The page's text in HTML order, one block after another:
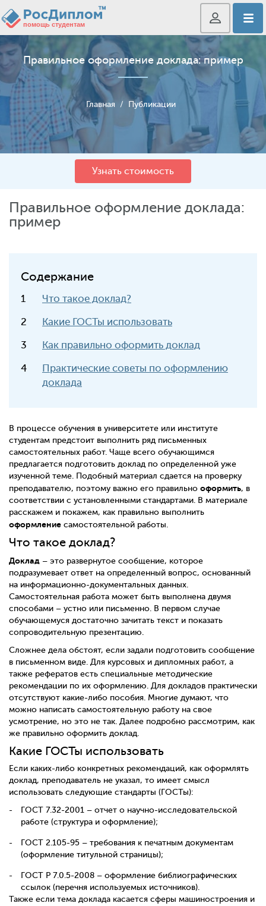
Правильное оформление доклада: пример
Главная / Публикации
Узнать стоимость
Правильное оформление доклада:
пример
Содержание
Что такое доклад?
Какие ГОСТы использовать
Как правильно оформить доклад
Практические советы по оформлению
доклада
В процессе обучения в университете или институте
студентам предстоит выполнить ряд письменных
самостоятельных работ. Чаще всего обучающимся
предлагается подготовить доклад по определенной уже
изученной теме. Подобный материал сдается на проверку
преподавателю, поэтому важно его правильно оформить, в
соответствии с установленными стандартами. В материале
расскажем и покажем, как правильно выполнить
оформление самостоятельной работы.
Что такое доклад?
Доклад – это развернутое сообщение, которое
подразумевает ответ на определенный вопрос, основанный
на информационно-документальных данных.
Самостоятельная работа может быть выполнена двумя
способами – устно или письменно. В первом случае
обучающемуся достаточно зачитать текст и показать
сопроводительную презентацию.
Сложнее дела обстоят, если задали подготовить сообщение
в письменном виде. Для курсовых и дипломных работ, а
также рефератов есть специальные методические
рекомендации по их оформлению. Для докладов практически
отсутствуют какие-либо пособия. Многие думают, что
можно написать самостоятельную работу на свое
усмотрение, но это не так. Далее подробно рассмотрим, как
же правильно оформить доклад.
Какие ГОСТы использовать
Если каких-либо конкретных рекомендаций, как оформлять
доклад, преподаватель не указал, то имеет смысл
использовать следующие стандарты (ГОСТы):
ГОСТ 7.32-2001 – отчет о научно-исследовательской
работе (структура и оформление);
ГОСТ 2.105-95 – требования к печатным документам
(оформление титульной страницы);
ГОСТ Р 7.0.5-2008 – оформление библиографических
ссылок (перечня используемых источников).
Также если тема доклада касается сферы машиностроения и